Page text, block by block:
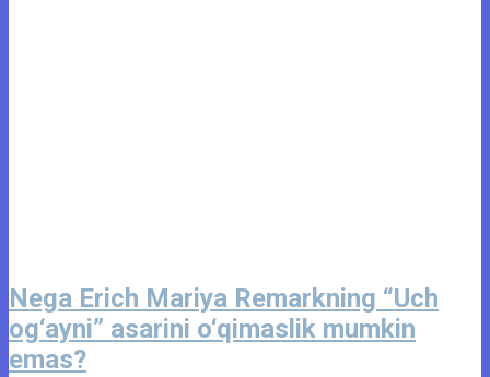
Nega Erich Mariya Remarkning “Uch
og‘ayni” asarini o‘qimaslik mumkin
emas?